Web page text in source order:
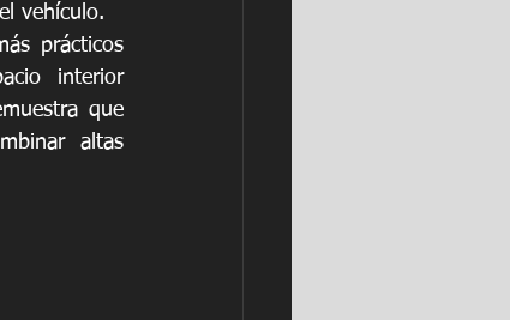
vehículo.
prácticos
interior
que
altas